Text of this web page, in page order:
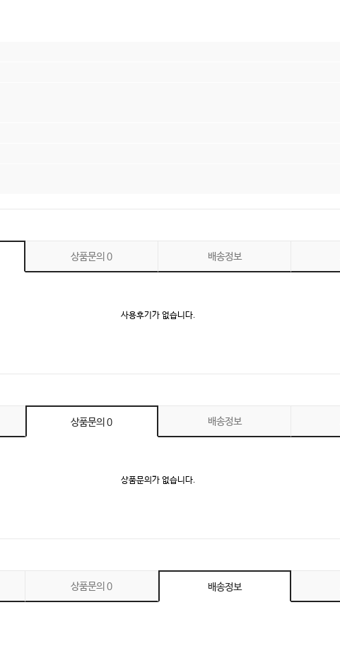
상품문의 0 배송정보
사용후기가 없습니다.
상품문의0 배송정보
상품문의가 없습니다.
상품문의 0 배송정보